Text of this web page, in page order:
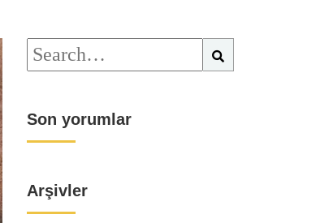
Son yorumlar
Arşivler